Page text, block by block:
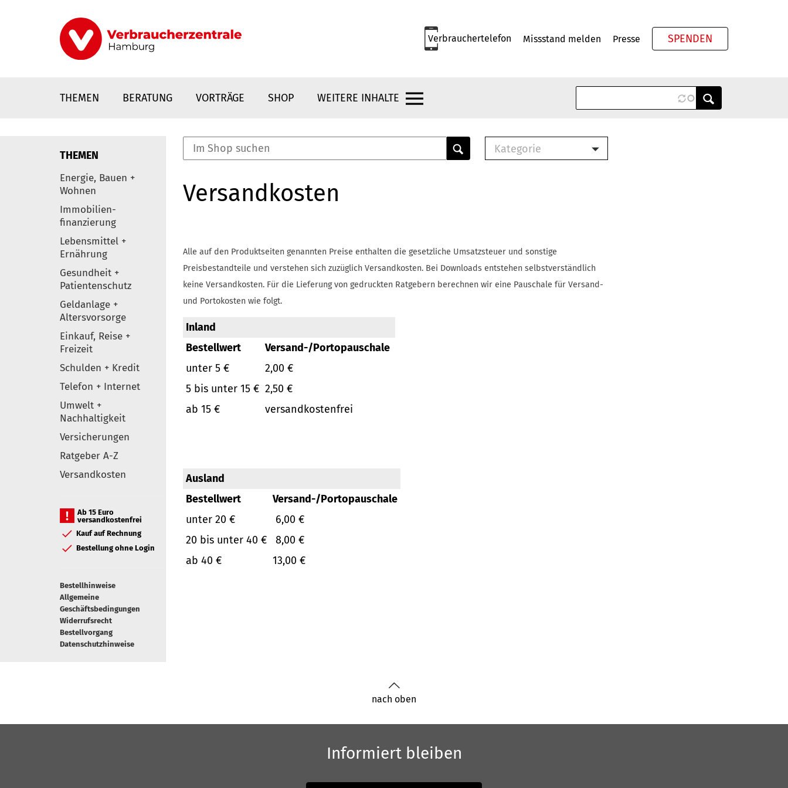
Verbrauchertelefon Missstand melden Presse SPENDEN
THEMEN BERATUNG VORTRÄGE SHOP WEITERE INHALTE
Elemente
THEMEN
Energie, Bauen +
Wohnen
Immobilien-
finanzierung
Lebensmittel +
Ernährung
Gesundheit +
Patientenschutz
Geldanlage +
Altersvorsorge
Einkauf, Reise +
Freizeit
Schulden + Kredit
Telefon + Internet
Umwelt +
Nachhaltigkeit
Versicherungen
Ratgeber A-Z
Versandkosten
Ab 15 Euro
versandkostenfrei
Kauf auf Rechnung
Bestellung ohne Login
Bestellhinweise
Allgemeine
Geschäftsbedingungen
Widerrufsrecht
Bestellvorgang
Datenschutzhinweise
Kategorie
Buch
Versandkosten
Alle auf den Produktseiten genannten Preise enthalten die gesetzliche Umsatzsteuer und sonstige
Preisbestandteile und verstehen sich zuzüglich Versandkosten. Bei Downloads entstehen selbstverständlich
keine Versandkosten. Für die Lieferung von gedruckten Ratgebern berechnen wir eine Pauschale für Versand-
und Portokosten wie folgt.
Inland
Bestellwert
Versand-/Portopauschale
unter 5 €
2,00 €
5 bis unter 15 € 2,50 €
ab 15 €
versandkostenfrei
Ausland
Bestellwert
Versand-/Portopauschale
unter 20 €
6,00 €
20 bis unter 40 €
8,00 €
ab 40 €
13,00 €
nach oben
Informiert bleiben